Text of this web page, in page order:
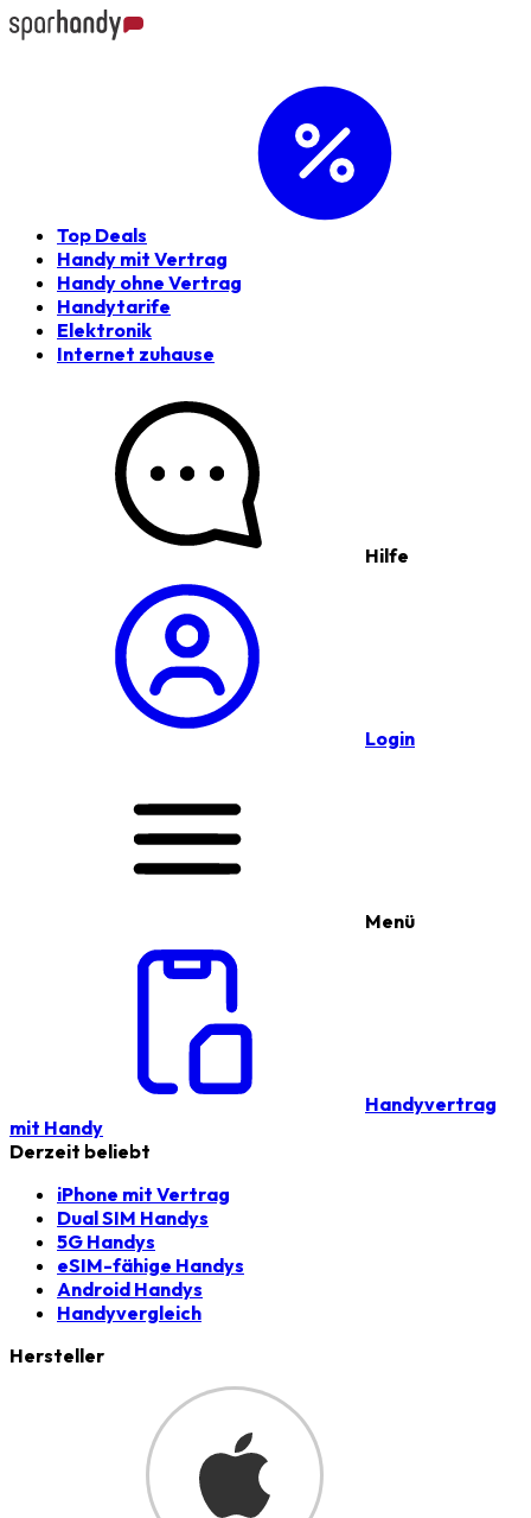
Top Deals
Handy mit Vertrag
Handy ohne Vertrag
Handytarife
Elektronik
Internet zuhause
Hilfe
Login
Menü
Handyvertrag
mit Handy
Derzeit beliebt
iPhone mit Vertrag
Dual SIM Handys
5G Handys
eSIM-fähige Handys
Android Handys
Handyvergleich
Hersteller